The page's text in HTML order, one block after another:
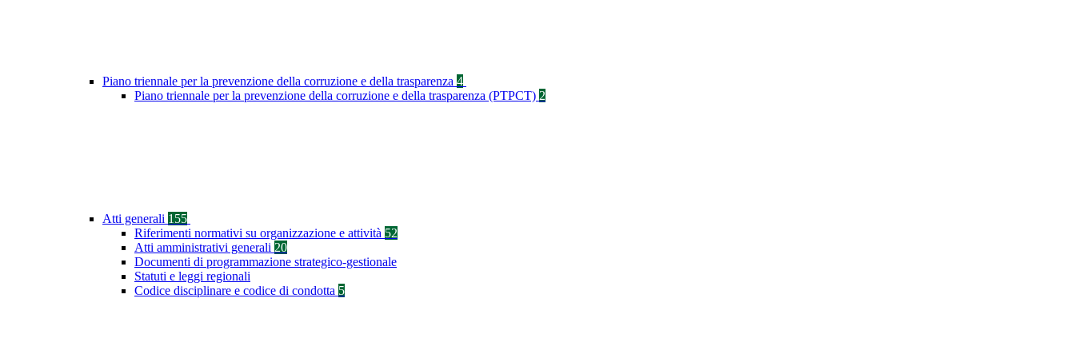
Piano triennale per la prevenzione della corruzione e della trasparenza 4
Piano triennale per la prevenzione della corruzione e della trasparenza (PTPCT) 2
Atti generali 155
Riferimenti normativi su organizzazione e attività 52
Atti amministrativi generali 20
Documenti di programmazione strategico-gestionale
Statuti e leggi regionali
Codice disciplinare e codice di condotta 5